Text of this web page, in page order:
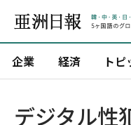
企業 経済 トピ
デジタル性